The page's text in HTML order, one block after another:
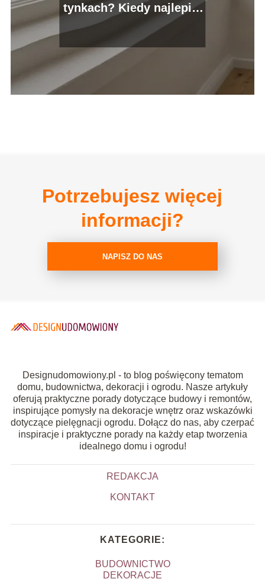
tynkach? Kiedy najlepiej
je montować?
Potrzebujesz więcej
informacji?
NAPISZ DO NAS
Designudomowiony.pl - to blog poświęcony tematom
domu, budownictwa, dekoracji i ogrodu. Nasze artykuły
oferują praktyczne porady dotyczące budowy i remontów,
inspirujące pomysły na dekoracje wnętrz oraz wskazówki
dotyczące pielęgnacji ogrodu. Dołącz do nas, aby czerpać
inspiracje i praktyczne porady na każdy etap tworzenia
idealnego domu i ogrodu!
REDAKCJA
KONTAKT
KATEGORIE:
BUDOWNICTWO
DEKORACJE